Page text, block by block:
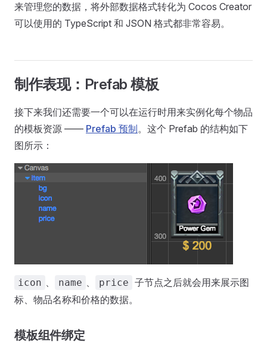
来管理您的数据，将外部数据格式转化为 Cocos Creator
可以使用的 TypeScript 和 JSON 格式都非常容易。
制作表现：Prefab 模板
接下来我们还需要一个可以在运行时用来实例化每个物品
的模板资源 —— Prefab 预制。这个 Prefab 的结构如下
图所示：
icon 、 name 、 price 子节点之后就会用来展示图
标、物品名称和价格的数据。
模板组件绑定